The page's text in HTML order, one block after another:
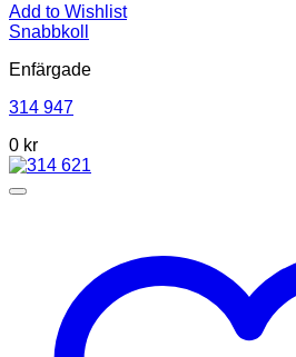
Add to Wishlist
Snabbkoll
Enfärgade
314 947
0 kr